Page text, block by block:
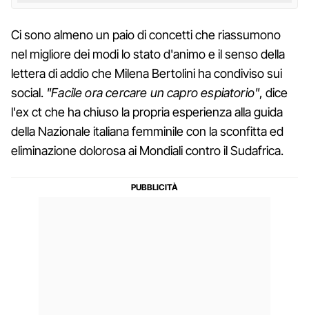
Ci sono almeno un paio di concetti che riassumono
nel migliore dei modi lo stato d'animo e il senso della
lettera di addio che Milena Bertolini ha condiviso sui
social. "Facile ora cercare un capro espiatorio", dice
l'ex ct che ha chiuso la propria esperienza alla guida
della Nazionale italiana femminile con la sconfitta ed
eliminazione dolorosa ai Mondiali contro il Sudafrica.